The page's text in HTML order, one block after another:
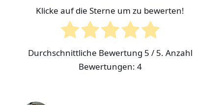
Klicke auf die Sterne um zu bewerten!
Durchschnittliche Bewertung 5 / 5. Anzahl
Bewertungen: 4